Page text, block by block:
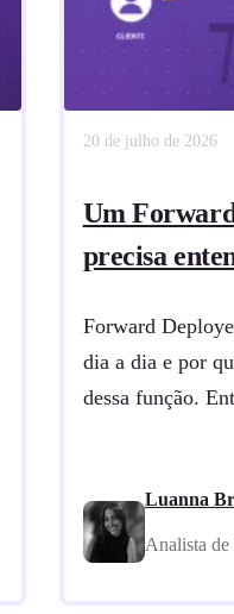
20 de julho de 2026
Um
precisa
Forward
dia a dia e por
dessa função.
Luanna
Analista